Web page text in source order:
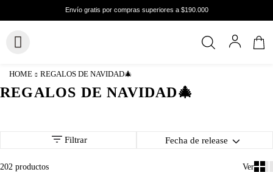
REGALOS DE NAVIDAD🎄
REGALOS DE NAVIDAD🎄
Filtrar Fecha de release
202 productos